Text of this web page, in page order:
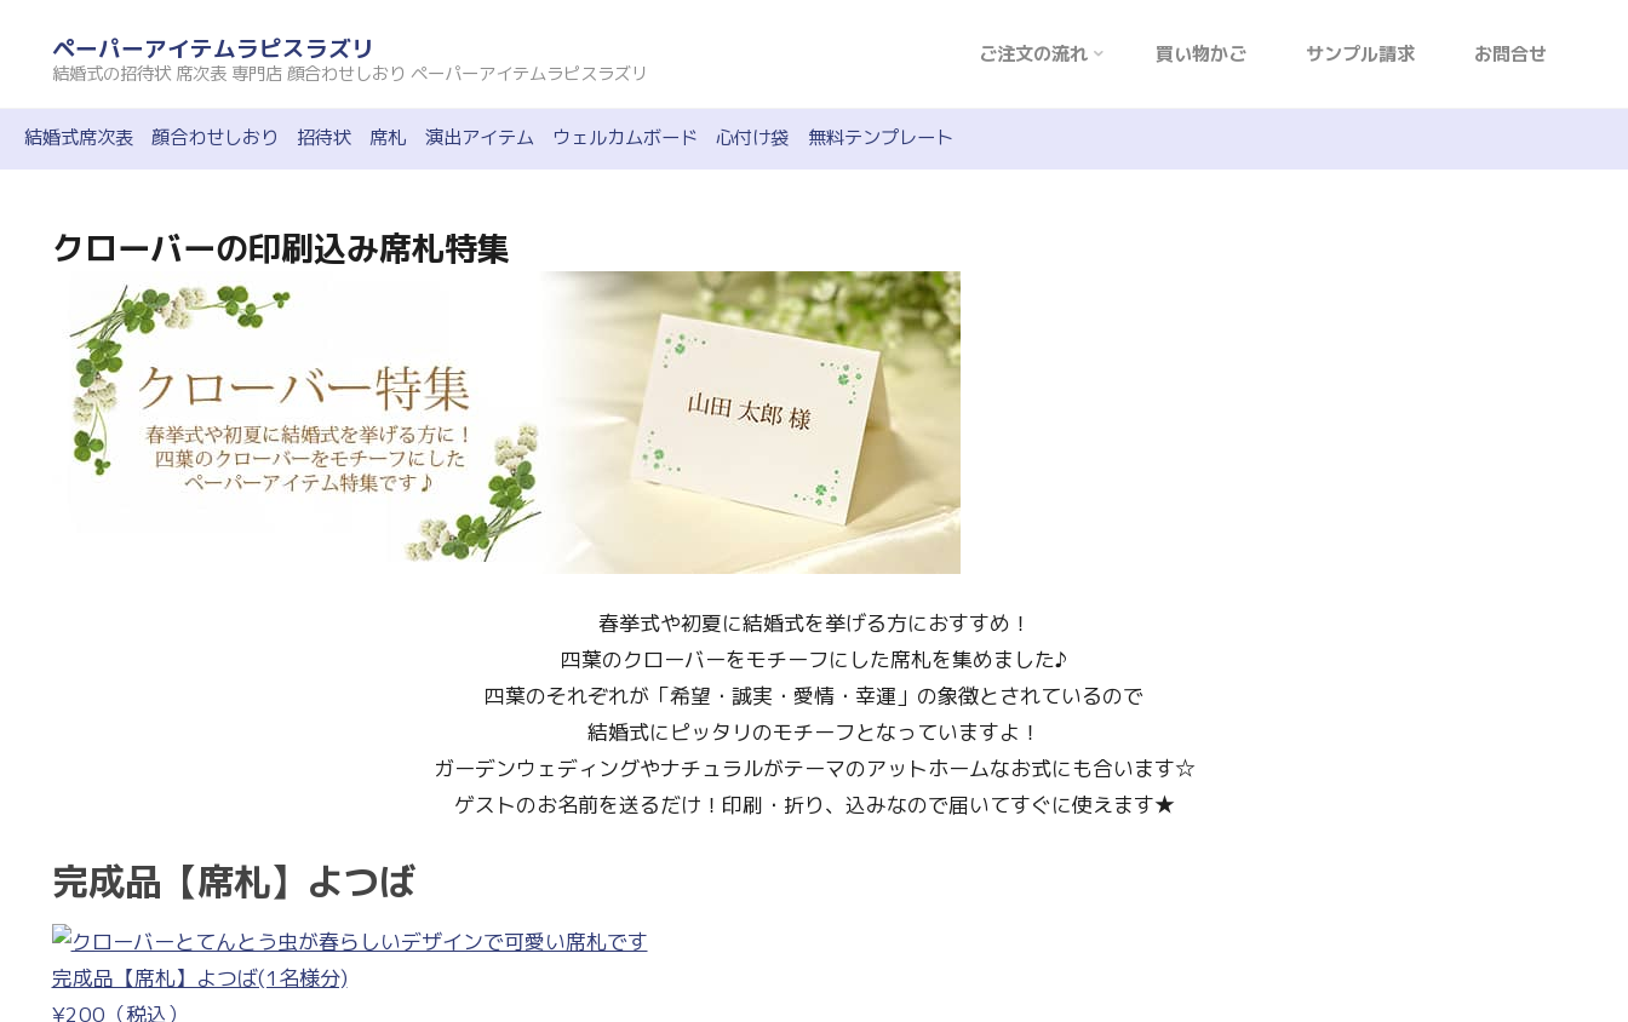
ペーパーアイテムラピスラズリ
結婚式の招待状 席次表 専門店 顔合わせしおり ペーパーアイテムラピスラズリ
ご注文の流れ 買い物かご サンプル請求 お問合せ
結婚式席次表 顔合わせしおり 招待状 席札 演出アイテム ウェルカムボード 心付け袋 無料テンプレート
クローバーの印刷込み席札特集
春挙式や初夏に結婚式を挙げる方におすすめ！
四葉のクローバーをモチーフにした席札を集めました♪
四葉のそれぞれが「希望・誠実・愛情・幸運」の象徴とされているので
結婚式にピッタリのモチーフとなっていますよ！
ガーデンウェディングやナチュラルがテーマのアットホームなお式にも合います☆
ゲストのお名前を送るだけ！印刷・折り、込みなので届いてすぐに使えます★
完成品【席札】よつば
完成品【席札】よつば(1名様分)
¥200（税込）